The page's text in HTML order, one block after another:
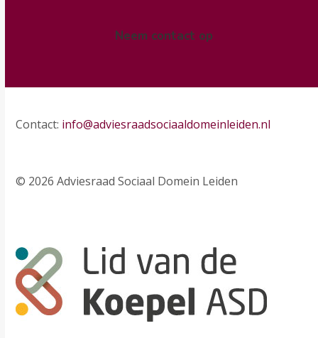
Neem contact op
Contact: info@adviesraadsociaaldomeinleiden.nl
© 2026 Adviesraad Sociaal Domein Leiden